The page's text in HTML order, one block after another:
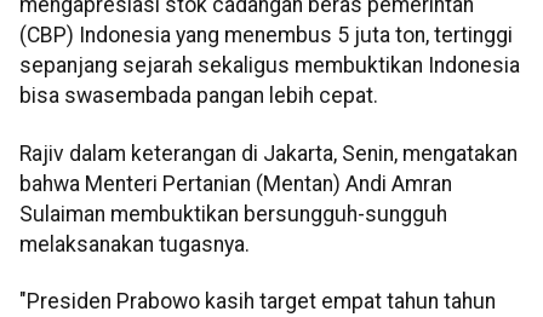
mengapresiasi stok cadangan beras pemerintah
(CBP) Indonesia yang menembus 5 juta ton, tertinggi
sepanjang sejarah sekaligus membuktikan Indonesia
bisa swasembada pangan lebih cepat.
Rajiv dalam keterangan di Jakarta, Senin, mengatakan
bahwa Menteri Pertanian (Mentan) Andi Amran
Sulaiman membuktikan bersungguh-sungguh
melaksanakan tugasnya.
"Presiden Prabowo kasih target empat tahun tahun